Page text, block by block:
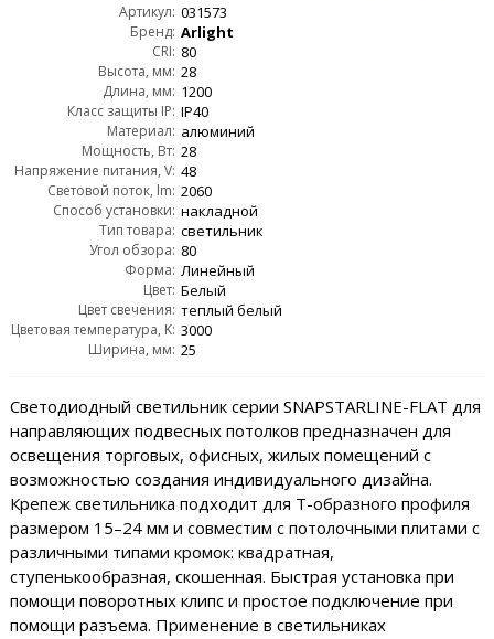
Артикул: 031573
Бренд: Arlight
CRI: 80
Высота, мм: 28
Длина, мм: 1200
Класс защиты IP: IP40
Материал: алюминий
Мощность, Вт: 28
Напряжение питания, V: 48
Световой поток, lm: 2060
Способ установки: накладной
Тип товара: светильник
Угол обзора: 80
Форма: Линейный
Цвет: Белый
Цвет свечения: теплый белый
Цветовая температура, K: 3000
Ширина, мм: 25
Светодиодный светильник серии SNAPSTARLINE-FLAT для
направляющих подвесных потолков предназначен для
освещения торговых, офисных, жилых помещений с
возможностью создания индивидуального дизайна.
Крепеж светильника подходит для Т-образного профиля
размером 15–24 мм и совместим с потолочными плитами с
различными типами кромок: квадратная,
ступенькообразная, скошенная. Быстрая установка при
помощи поворотных клипс и простое подключение при
помощи разъема. Применение в светильниках